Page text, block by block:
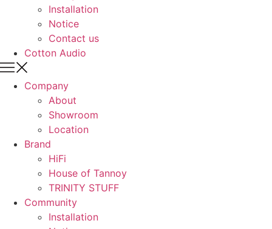
Installation
Notice
Contact us
Cotton Audio
Company
About
Showroom
Location
Brand
HiFi
House of Tannoy
TRINITY STUFF
Community
Installation